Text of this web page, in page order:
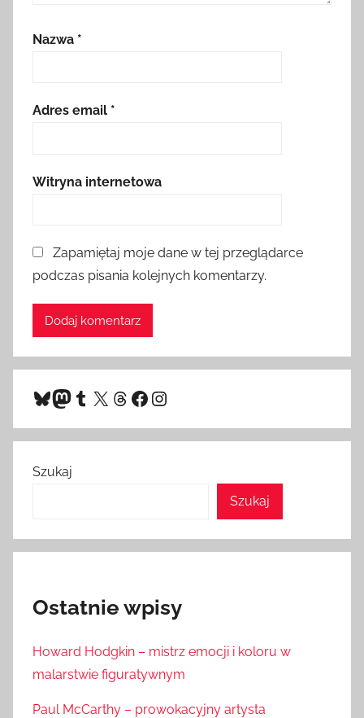
Nazwa *
Adres email *
Witryna internetowa
Zapamiętaj moje dane w tej przeglądarce
podczas pisania kolejnych komentarzy.
Bluesky
Mastodon
Tumblr
X Threads
Facebook
Instagram
Szukaj
Szukaj
Ostatnie wpisy
Howard Hodgkin – mistrz emocji i koloru w
malarstwie figuratywnym
Paul McCarthy – prowokacyjny artysta